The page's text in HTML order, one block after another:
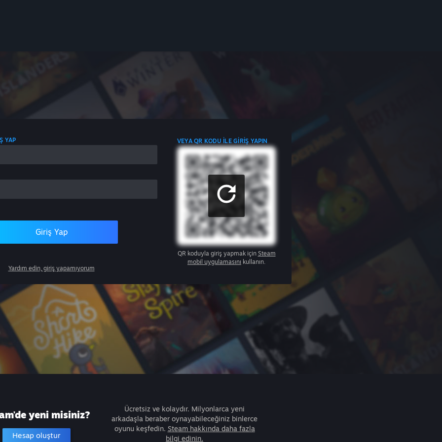
YAP
Giriş Yap
Yardım edin, giriş yapamıyorum
VEYA QR KODU ILE GIRIŞ YAPIN
QR koduyla giriş yapmak için Steam
mobil uygulamasını kullanın.
yeni misiniz?
Hesap oluştur
Ücretsiz ve kolaydır. Milyonlarca yeni
arkadaşla beraber oynayabileceğiniz binlerce
oyunu keşfedin. Steam hakkında daha fazla
bilgi edinin.